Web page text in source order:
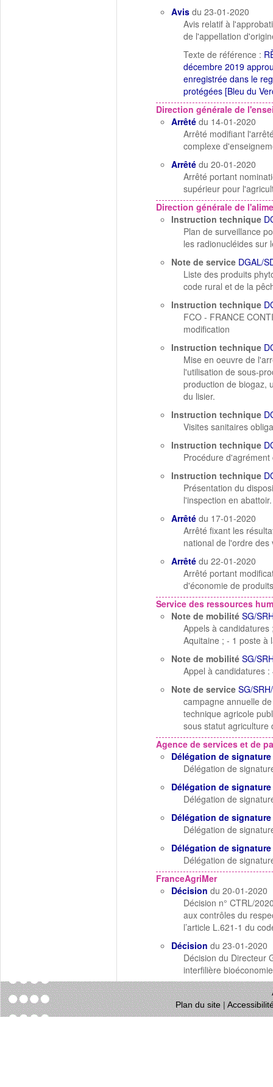
Avis du 23-01-2020
Avis relatif à
de l'appellation
Texte de référence :
décembre 2019
enregistrée dans le
protégées [Bleu du
Direction générale de
Arrêté du 14-01-2020
Arrêté modifiant
complexe
Arrêté du 20-01-2020
Arrêté portant
supérieur pour
Direction générale de
Instruction technique
Plan de surveillance
les radionucléides sur
Note de service DGAL/
Liste des produits
code rural et de la
Instruction technique
FCO - FRANCE
modification
Instruction technique
Mise en oeuvre de
l'utilisation de sous-
production de biogaz,
du lisier.
Instruction technique
Visites sanitaires
Instruction technique
Procédure
Instruction technique
Présentation du
l'inspection en abattoir.
Arrêté du 17-01-2020
Arrêté fixant les
national de l'ordre des
Arrêté du 22-01-2020
Arrêté portant
d'économie de
Service des ressources
Note de mobilité SG/
Appels à
Aquitaine ; - 1 poste à
Note de mobilité SG/
Appel à candidatures
Note de service SG/
campagne annuelle
technique agricole
sous statut agriculture
Agence de services et de
Délégation de signature
Délégation de
Délégation de signature
Délégation de
Délégation de signature
Délégation de
Délégation de signature
Délégation de
FranceAgriMer
Décision du 20-01-2020
Décision n° CTRL/
aux contrôles du
l’article L.621-1 du
Décision du 23-01-2020
Décision du Directeur
interfilière
Plan du site|